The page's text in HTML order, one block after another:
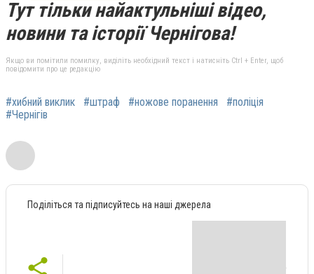
Тут тільки найактульніші відео,
новини та історії Чернігова!
Якщо ви помітили помилку, виділіть необхідний текст і натисніть Ctrl + Enter, щоб
повідомити про це редакцію
#хибний виклик #штраф #ножове поранення
#поліція
#Чернігів
Поділіться та підписуйтесь на наші джерела